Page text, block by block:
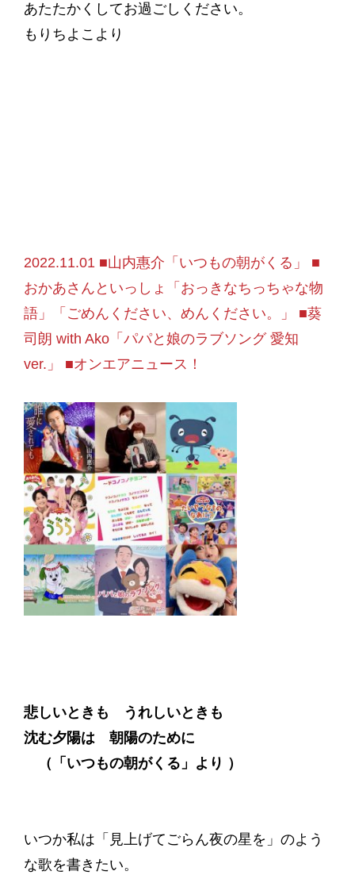
あたたかくしてお過ごしください。
もりちよこより
2022.11.01 ■山内惠介「いつもの朝がくる」 ■
おかあさんといっしょ「おっきなちっちゃな物
語」「ごめんください、めんください。」 ■葵
司朗 with Ako「パパと娘のラブソング 愛知
ver.」 ■オンエアニュース！
悲しいときも うれしいときも
沈む夕陽は 朝陽のために
（「いつもの朝がくる」より ）
いつか私は「見上げてごらん夜の星を」のよう
な歌を書きたい。